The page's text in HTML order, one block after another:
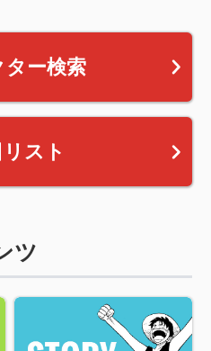
ター検索
スト
ツ